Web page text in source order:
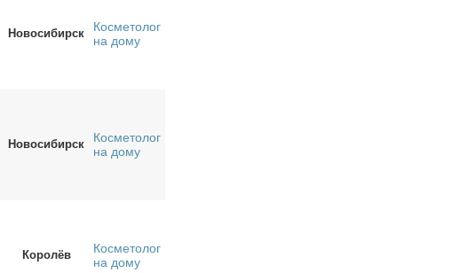
Новосибирск
Косметолог
на дому
Новосибирск
Косметолог
на дому
Королёв
Косметолог
на дому